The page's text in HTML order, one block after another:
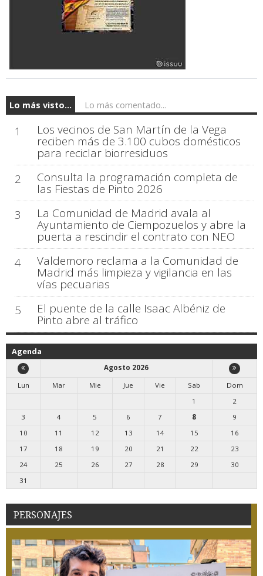
Lo más visto... Lo más comentado...
1 Los vecinos de San Martín de la Vega
reciben más de 3.100 cubos domésticos
para reciclar biorresiduos
2
Consulta la programación completa de
las Fiestas de Pinto 2026
3
La Comunidad de Madrid avala al
Ayuntamiento de Ciempozuelos y abre la
puerta a rescindir el contrato con NEO
4
Valdemoro reclama a la Comunidad de
Madrid más limpieza y vigilancia en las
vías pecuarias
5
El puente de la calle Isaac Albéniz de
Pinto abre al tráfico
Agenda
Agosto 2026
Lun
Mar Mie Jue Vie Sab
Dom
1
2
3
4 5 6 7 8
9
10
11 12 13 14 15
16
17
18 19 20 21 22
23
24
25 26 27 28 29
30
31
PERSONAJES